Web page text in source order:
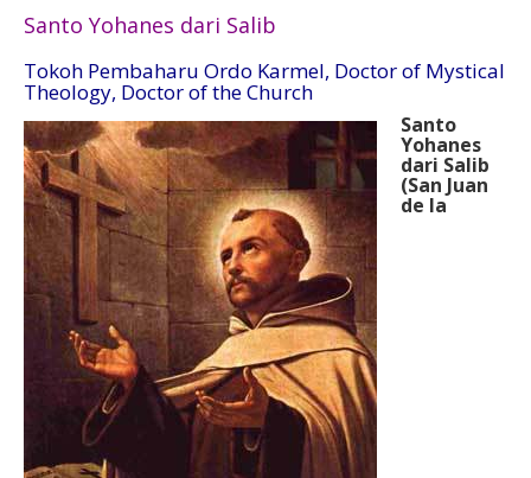
Santo Yohanes dari Salib
Tokoh Pembaharu Ordo Karmel, Doctor of Mystical
Theology, Doctor of the Church
Santo
Yohanes
dari Salib
(San Juan
de la